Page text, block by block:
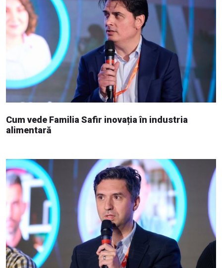
Cum vede Familia Safir inovația în industria
alimentară